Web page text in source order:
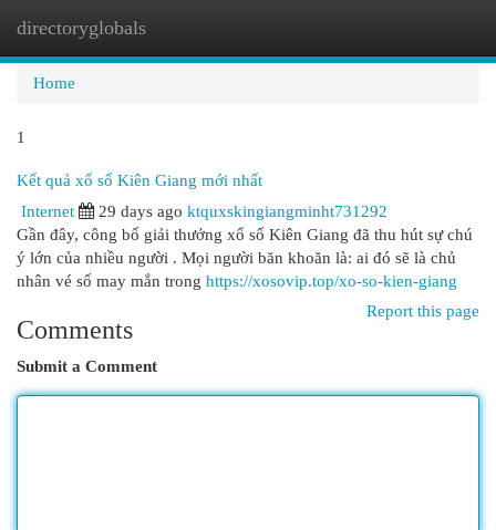
directoryglobals
Home
1
Kết quả xổ số Kiên Giang mới nhất
Internet
29 days ago ktquxskingiangminht731292
Gần đây, công bố giải thưởng xổ số Kiên Giang đã thu hút sự chú
ý lớn của nhiều người . Mọi người băn khoăn là: ai đó sẽ là chủ
nhân vé số may mắn trong https://xosovip.top/xo-so-kien-giang
Report this page
Comments
Submit a Comment